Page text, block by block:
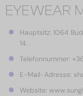
EYEWEAR
Hauptsitz: 1064
14.
Telefonnummer:
E-Mail-Adresse:
Website: